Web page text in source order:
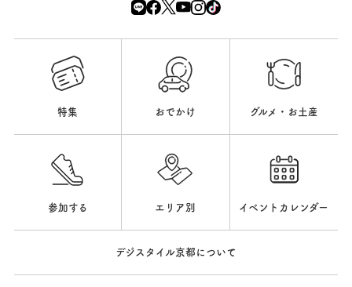
特集 おでかけ グルメ・お土産
参加する エリア別 イベントカレンダー
デジスタイル京都について